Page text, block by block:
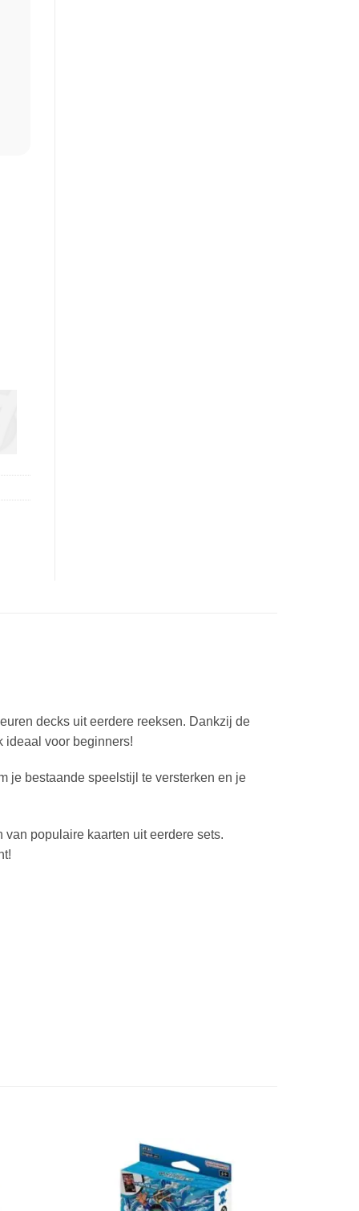
decks uit eerdere reeksen. Dankzij de
ideaal voor beginners!
je bestaande speelstijl te versterken en je
van populaire kaarten uit eerdere sets.